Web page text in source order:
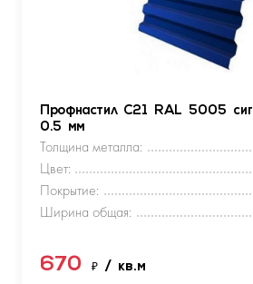
Профнастил С21 RAL 5005
0.5 мм
Толщина металла:
Цвет:
Покрытие:
Ширина общая:
670 ₽ / кв.м